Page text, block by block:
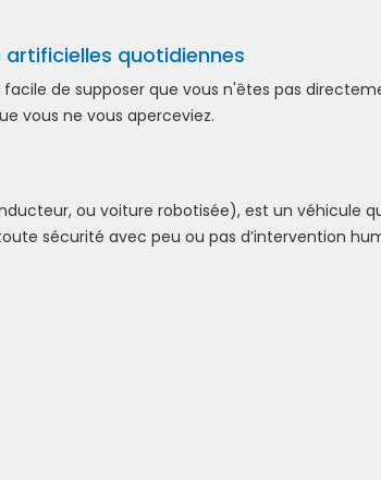
quotidiennes
de supposer que vous n'êtes pas
vous ne vous aperceviez.
ou voiture robotisée), est un véhicule
sécurité avec peu ou pas d’intervention